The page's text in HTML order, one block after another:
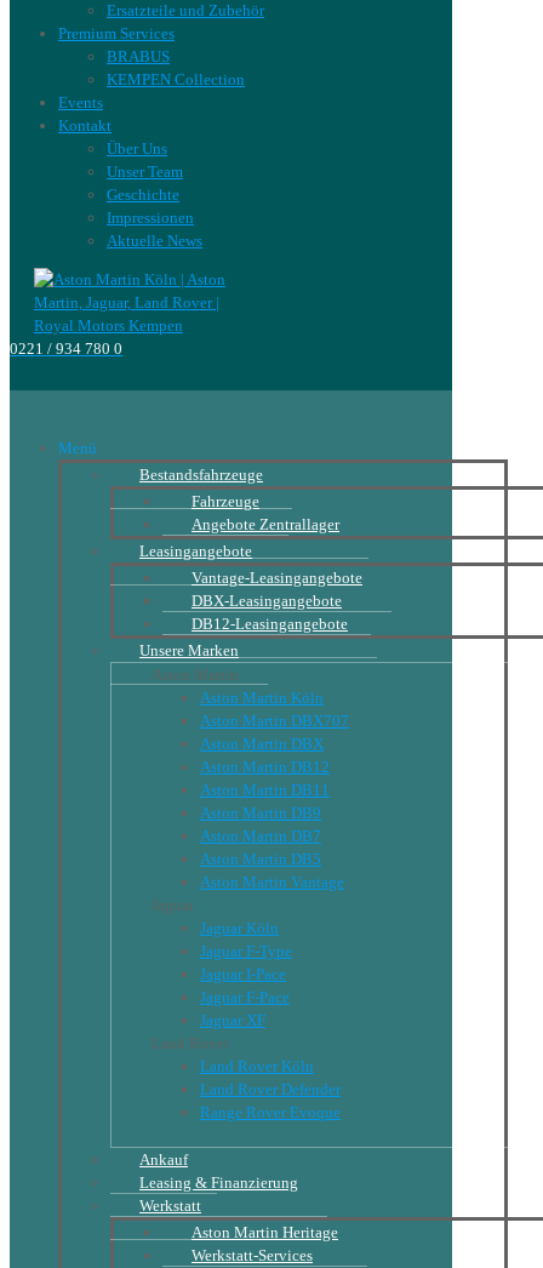
Ersatzteile und Zubehör
Premium Services
BRABUS
KEMPEN Collection
Events
Kontakt
Über Uns
Unser Team
Geschichte
Impressionen
Aktuelle News
0221 / 934 780 0
Menü
Bestandsfahrzeuge
Fahrzeuge
Angebote Zentrallager
Leasingangebote
Vantage-Leasingangebote
DBX-Leasingangebote
DB12-Leasingangebote
Unsere Marken
Aston Martin
Aston Martin Köln
Aston Martin DBX707
Aston Martin DBX
Aston Martin DB12
Aston Martin DB11
Aston Martin DB9
Aston Martin DB7
Aston Martin DB5
Aston Martin Vantage
Jaguar
Jaguar Köln
Jaguar F-Type
Jaguar I-Pace
Jaguar F-Pace
Jaguar XF
Land Rover
Land Rover Köln
Land Rover Defender
Range Rover Evoque
Ankauf
Leasing & Finanzierung
Werkstatt
Aston Martin Heritage
Werkstatt-Services